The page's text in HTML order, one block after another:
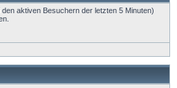
aktiven Besuchern der letzten 5 Minuten)